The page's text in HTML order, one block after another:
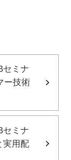
ミナ
ー技術
ミナ
実用配